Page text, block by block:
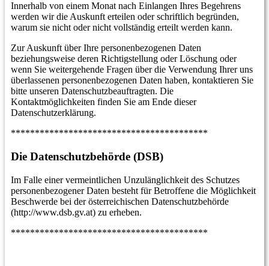
Innerhalb von einem Monat nach Einlangen Ihres Begehrens
werden wir die Auskunft erteilen oder schriftlich begründen,
warum sie nicht oder nicht vollständig erteilt werden kann.
Zur Auskunft über Ihre personenbezogenen Daten
beziehungsweise deren Richtigstellung oder Löschung oder
wenn Sie weitergehende Fragen über die Verwendung Ihrer uns
überlassenen personenbezogenen Daten haben, kontaktieren Sie
bitte unseren Datenschutzbeauftragten. Die
Kontaktmöglichkeiten finden Sie am Ende dieser
Datenschutzerklärung.
*****************************************
Die Datenschutzbehörde (DSB)
Im Falle einer vermeintlichen Unzulänglichkeit des Schutzes
personenbezogener Daten besteht für Betroffene die Möglichkeit
Beschwerde bei der österreichischen Datenschutzbehörde
(http://www.dsb.gv.at) zu erheben.
*****************************************